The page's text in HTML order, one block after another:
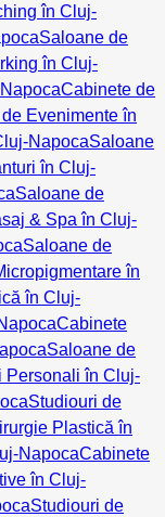
în Cluj-
Saloane de
în Cluj-
Cabinete de
Evenimente în
NapocaSaloane
în Cluj-
Saloane de
& Spa în Cluj-
Saloane de
în
în Cluj-
Cabinete
Saloane de
Personali în Cluj-
Studiouri de
Plastică în
NapocaCabinete
în Cluj-
Studiouri de